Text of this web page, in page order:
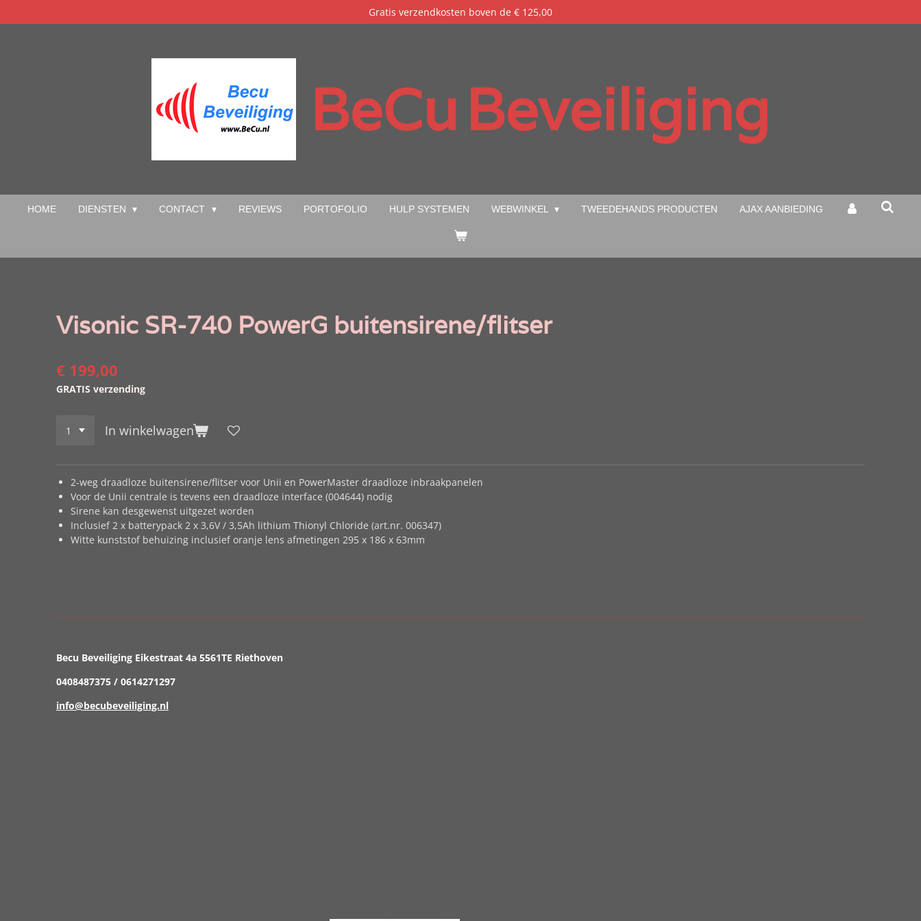
direct
Gratis verzendkosten boven de € 125,00
BeCu Beveiliging
HOME DIENSTEN CONTACT REVIEWS PORTOFOLIO HULP SYSTEMEN WEBWINKEL TWEEDEHANDS PRODUCTEN AJAX AANBIEDING
Visonic SR-740 PowerG buitensirene/flitser
€ 199,00
GRATIS verzending
In winkelwagen
2-weg draadloze buitensirene/flitser voor Unii en PowerMaster draadloze inbraakpanelen
Voor de Unii centrale is tevens een draadloze interface (004644) nodig
Sirene kan desgewenst uitgezet worden
Inclusief 2 x batterypack 2 x 3,6V / 3,5Ah lithium Thionyl Chloride (art.nr. 006347)
Witte kunststof behuizing inclusief oranje lens afmetingen 295 x 186 x 63mm
Becu Beveiliging Eikestraat 4a 5561TE Riethoven
0408487375 / 0614271297
info@becubeveiliging.nl